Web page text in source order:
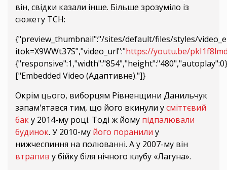
він, свідки казали інше. Більше зрозуміло із
сюжету ТСН:
{"preview_thumbnail":"/sites/default/files/styles/
itok=X9WWt37S","video_url":"https://youtu.be/
["Embedded Video (Адаптивне)."]}
Окрім цього, виборцям Рівненщини Данильчук
запам'ятався тим, що його вкинули усміттєвий
баку 2014-му році. Тоді ж йому підпалювали
будинок. У 2010-му його поранили у
нижчеспиння на полюванні. А у 2007-му він
втрапив у бійку біля нічного клубу «Лагуна».